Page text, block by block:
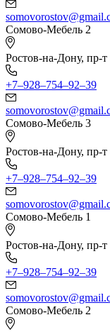
Сомово-Мебель 2
Ростов-на-Дону, пр-
+7‒928‒754‒92‒39
Сомово-Мебель 3
Ростов-на-Дону, пр-
+7‒928‒754‒92‒39
Сомово-Мебель 1
Ростов-на-Дону, пр-
+7‒928‒754‒92‒39
Сомово-Мебель 2